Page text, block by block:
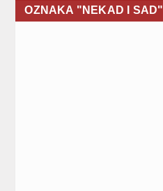
OZNAKA "NEKAD I SAD"